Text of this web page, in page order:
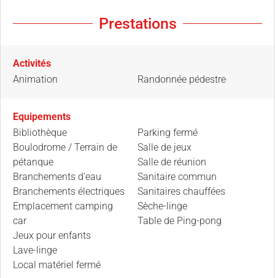
Prestations
Activités
Animation
Randonnée pédestre
Equipements
Bibliothèque
Boulodrome / Terrain de
pétanque
Branchements d'eau
Branchements électriques
Emplacement camping
car
Jeux pour enfants
Lave-linge
Local matériel fermé
Parking fermé
Salle de jeux
Salle de réunion
Sanitaire commun
Sanitaires chauffées
Sèche-linge
Table de Ping-pong